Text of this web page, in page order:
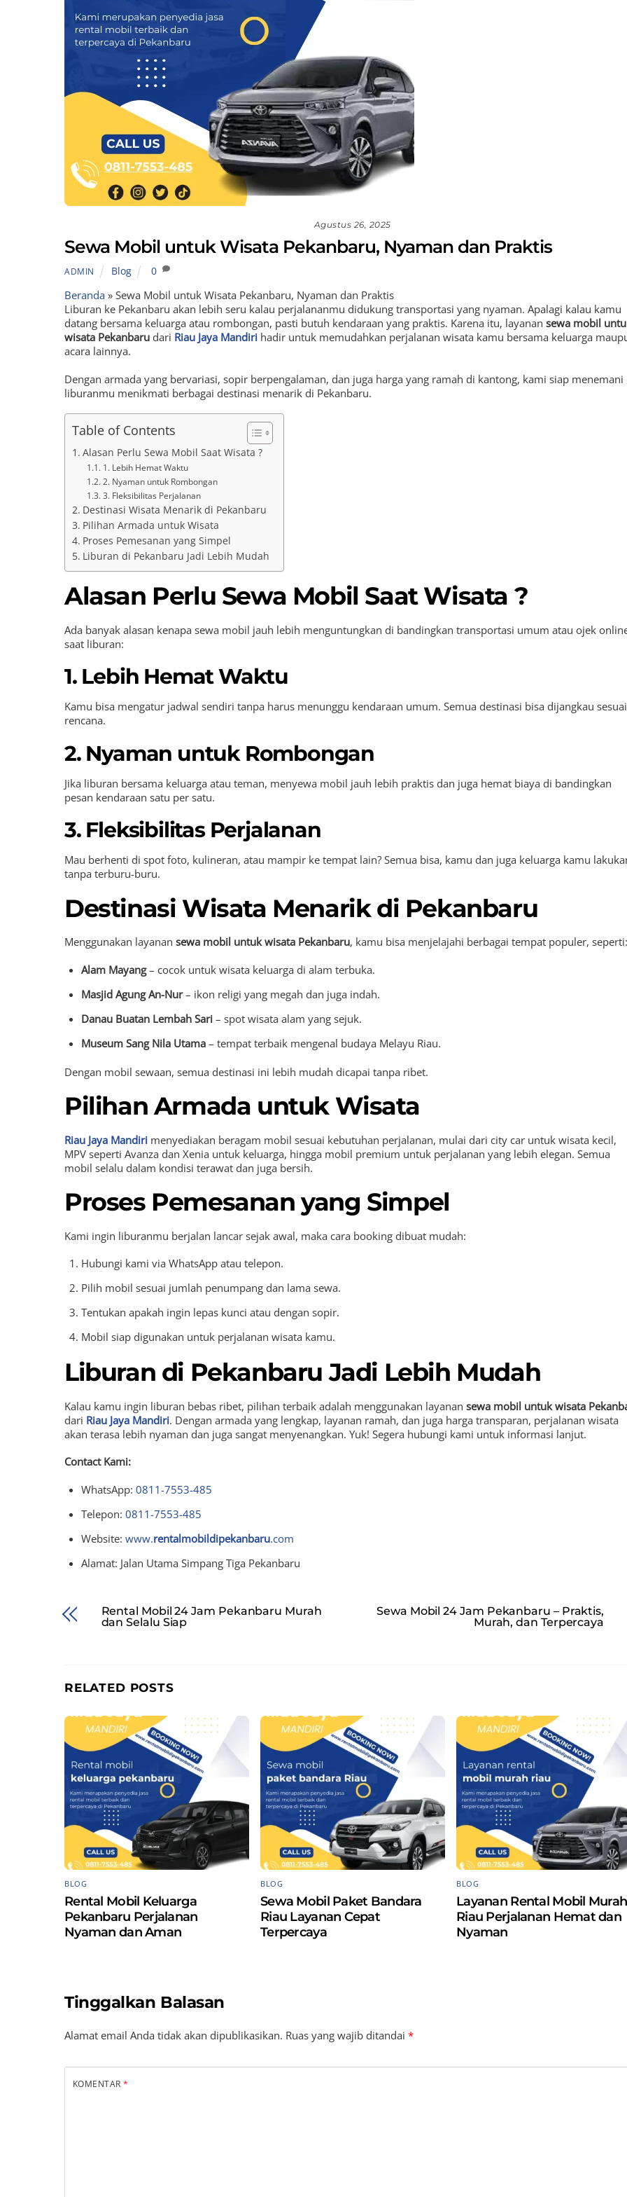
Agustus 26, 2025
Sewa Mobil untuk Wisata Pekanbaru, Nyaman dan Praktis
ADMIN Blog 0
Beranda » Sewa Mobil untuk Wisata Pekanbaru, Nyaman dan Praktis
Liburan ke Pekanbaru akan lebih seru kalau perjalananmu didukung transportasi yang nyaman. Apalagi kalau kamu
datang bersama keluarga atau rombongan, pasti butuh kendaraan yang praktis. Karena itu, layanan sewa mobil
wisata Pekanbaru dari Riau Jaya Mandiri hadir untuk memudahkan perjalanan wisata kamu bersama keluarga
acara lainnya.
Dengan armada yang bervariasi, sopir berpengalaman, dan juga harga yang ramah di kantong, kami siap menemani
liburanmu menikmati berbagai destinasi menarik di Pekanbaru.
Table of Contents
Alasan Perlu Sewa Mobil Saat Wisata ?
1. Lebih Hemat Waktu
2. Nyaman untuk Rombongan
3. Fleksibilitas Perjalanan
Destinasi Wisata Menarik di Pekanbaru
Pilihan Armada untuk Wisata
Proses Pemesanan yang Simpel
Liburan di Pekanbaru Jadi Lebih Mudah
Alasan Perlu Sewa Mobil Saat Wisata ?
Ada banyak alasan kenapa sewa mobil jauh lebih menguntungkan di bandingkan transportasi umum atau ojek
saat liburan:
1. Lebih Hemat Waktu
Kamu bisa mengatur jadwal sendiri tanpa harus menunggu kendaraan umum. Semua destinasi bisa dijangkau sesuai
rencana.
2. Nyaman untuk Rombongan
Jika liburan bersama keluarga atau teman, menyewa mobil jauh lebih praktis dan juga hemat biaya di bandingkan
pesan kendaraan satu per satu.
3. Fleksibilitas Perjalanan
Mau berhenti di spot foto, kulineran, atau mampir ke tempat lain? Semua bisa, kamu dan juga keluarga kamu
tanpa terburu-buru.
Destinasi Wisata Menarik di Pekanbaru
Menggunakan layanan sewa mobil untuk wisata Pekanbaru, kamu bisa menjelajahi berbagai tempat populer, seperti:
Alam Mayang– cocok untuk wisata keluarga di alam terbuka.
Masjid Agung An-Nur– ikon religi yang megah dan juga indah.
Danau Buatan Lembah Sari – spot wisata alam yang sejuk.
Museum Sang Nila Utama – tempat terbaik mengenal budaya Melayu Riau.
Dengan mobil sewaan, semua destinasi ini lebih mudah dicapai tanpa ribet.
Pilihan Armada untuk Wisata
Riau Jaya Mandiri menyediakan beragam mobil sesuai kebutuhan perjalanan, mulai dari city car untuk wisata kecil,
MPV seperti Avanza dan Xenia untuk keluarga, hingga mobil premium untuk perjalanan yang lebih elegan. Semua
mobil selalu dalam kondisi terawat dan juga bersih.
Proses Pemesanan yang Simpel
Kami ingin liburanmu berjalan lancar sejak awal, maka cara booking dibuat mudah:
Hubungi kami via WhatsApp atau telepon.
Pilih mobil sesuai jumlah penumpang dan lama sewa.
Tentukan apakah ingin lepas kunci atau dengan sopir.
Mobil siap digunakan untuk perjalanan wisata kamu.
Liburan di Pekanbaru Jadi Lebih Mudah
Kalau kamu ingin liburan bebas ribet, pilihan terbaik adalah menggunakan layanan sewa mobil untuk wisata
dari Riau Jaya Mandiri. Dengan armada yang lengkap, layanan ramah, dan juga harga transparan, perjalanan wisata
akan terasa lebih nyaman dan juga sangat menyenangkan. Yuk! Segera hubungi kami untuk informasi lanjut.
Contact Kami:
WhatsApp: 0811-7553-485
Telepon: 0811-7553-485
Website: www.rentalmobildipekanbaru.com
Alamat: Jalan Utama Simpang Tiga Pekanbaru
Rental Mobil 24 Jam Pekanbaru Murah
dan Selalu Siap
Sewa Mobil 24 Jam Pekanbaru – Praktis,
Murah, dan Terpercaya
RELATED POSTS
BLOG
Rental Mobil Keluarga
Pekanbaru Perjalanan
Nyaman dan Aman
BLOG
Sewa Mobil Paket Bandara
Riau Layanan Cepat
Terpercaya
BLOG
Layanan Rental Mobil Murah
Riau Perjalanan Hemat dan
Nyaman
Tinggalkan Balasan
Alamat email Anda tidak akan dipublikasikan. Ruas yang wajib ditandai *
KOMENTAR*